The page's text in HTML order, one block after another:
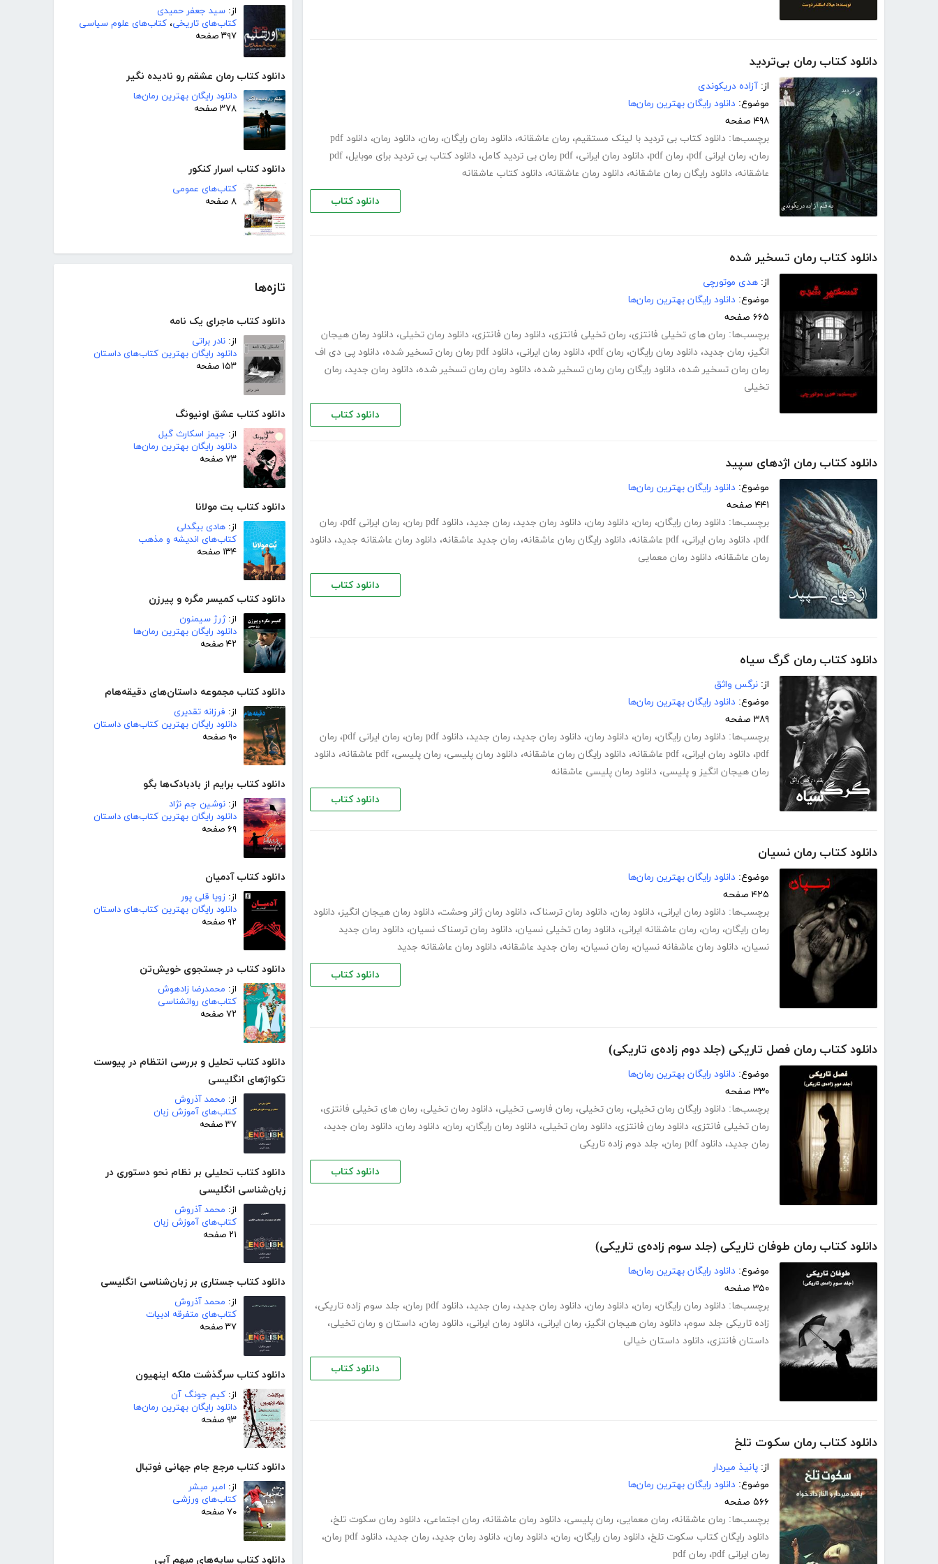
از: سید جعفر حمیدی
کتاب‌های تاریخی، کتاب‌های علوم سیاسی
۳۹۷ صفحه
دانلود کتاب رمان عشقم رو نادیده نگیر
دانلود رایگان بهترین رمان‌ها
۳۷۸ صفحه
دانلود کتاب اسرار کنکور
کتاب‌های عمومی
۸ صفحه
تازه‌ها
دانلود کتاب ماجرای یک نامه
از: نادر براتی
دانلود رایگان بهترین کتاب‌های داستان
۱۵۳ صفحه
دانلود کتاب عشق اونیونگ
از: جیمز اسکارث گیل
دانلود رایگان بهترین رمان‌ها
۷۳ صفحه
دانلود کتاب بت مولانا
از: هادی بیگدلی
کتاب‌های اندیشه و مذهب
۱۳۴ صفحه
دانلود کتاب کمیسر مگره و پیرزن
از:ژرژ سیمنون
دانلود رایگان بهترین رمان‌ها
۴۲ صفحه
دانلود کتاب مجموعه داستان‌های دقیقه‌هام
از: فرزانه تقدیری
دانلود رایگان بهترین کتاب‌های داستان
۹۰ صفحه
دانلود کتاب برایم از بادبادک‌ها بگو
از: نوشین جم نژاد
دانلود رایگان بهترین کتاب‌های داستان
۶۹ صفحه
دانلود کتاب آدمیان
از: زویا قلی پور
دانلود رایگان بهترین کتاب‌های داستان
۹۲ صفحه
دانلود کتاب در جستجوی خویش‌تن
از: محمدرضا زادهوش
کتاب‌های روانشناسی
۷۲ صفحه
دانلود کتاب تحلیل و بررسی انتظام در پیوست
تکواژهای انگلیسی
از: محمد آذروش
کتاب‌های آموزش زبان
۳۷ صفحه
دانلود کتاب تحلیلی بر نظام نحو دستوری در
زبان‌شناسی انگلیسی
از: محمد آذروش
کتاب‌های آموزش زبان
۲۱ صفحه
دانلود کتاب جستاری بر زبان‌شناسی انگلیسی
از: محمد آذروش
کتاب‌های متفرقه ادبیات
۳۷ صفحه
دانلود کتاب سرگذشت ملکه اینهیون
از: کیم جونگ آن
دانلود رایگان بهترین رمان‌ها
۹۳ صفحه
دانلود کتاب مرجع جام جهانی فوتبال
از: امیر مبشر
کتاب‌های ورزشی
۷۰ صفحه
دانلود کتاب سایه‌های مبهم آبی
دانلود کتاب رمان بی‌تردید
از: آزاده دریکوندی
موضوع: دانلود رایگان بهترین رمان‌ها
۴۹۸ صفحه
برچسب‌ها: دانلود کتاب بی تردید با لینک مستقیم، رمان عاشقانه، دانلود رمان رایگان، رمان، دانلود رمان،
دانلود pdf
رمان، رمان ایرانی pdf ، رمان pdf ، دانلود رمان ایرانی، pdf رمان بی تردید کامل ، دانلود کتاب بی تردید برای موبایل، pdf
عاشقانه، دانلود رایگان رمان عاشقانه، دانلود رمان عاشقانه، دانلود کتاب عاشقانه
دانلود کتاب
دانلود کتاب رمان تسخیر شده
از: هدی موتورچی
موضوع: دانلود رایگان بهترین رمان‌ها
۶۶۵ صفحه
برچسب‌ها: رمان های تخیلی فانتزی، رمان تخیلی فانتزی، دانلود رمان فانتزی، دانلود رمان تخیلی، دانلود رمان هیجان
انگیز، رمان جدید، دانلود رمان رایگان، رمان pdf ، دانلود رمان ایرانی، دانلود pdf رمان رمان تسخیر شده ، دانلود پی دی اف
رمان رمان تسخیر شده، دانلود رایگان رمان رمان تسخیر شده، دانلود رمان رمان تسخیر شده، دانلود رمان جدید، رمان
تخیلی
دانلود کتاب
دانلود کتاب رمان اژدهای سپید
موضوع: دانلود رایگان بهترین رمان‌ها
۴۴۱ صفحه
برچسب‌ها: دانلود رمان رایگان، رمان، دانلود رمان، دانلود رمان جدید، رمان جدید، دانلود pdf رمان ، رمان ایرانی pdf ، رمان
pdf، دانلود رمان ایرانی، pdf عاشقانه ، دانلود رایگان رمان عاشقانه، رمان جدید عاشقانه، دانلود رمان عاشقانه جدید، دانلود
رمان عاشقانه، دانلود رمان معمایی
دانلود کتاب
دانلود کتاب رمان گرگ سیاه
از: نرگس واثق
موضوع: دانلود رایگان بهترین رمان‌ها
۳۸۹ صفحه
برچسب‌ها: دانلود رمان رایگان، رمان، دانلود رمان، دانلود رمان جدید، رمان جدید، دانلود pdf رمان ، رمان ایرانی pdf ، رمان
pdf، دانلود رمان ایرانی، pdf عاشقانه ، دانلود رایگان رمان عاشقانه، دانلود رمان پلیسی، رمان پلیسی، pdf عاشقانه ، دانلود
رمان هیجان انگیز و پلیسی، دانلود رمان پلیسی عاشقانه
دانلود کتاب
دانلود کتاب رمان نسیان
موضوع: دانلود رایگان بهترین رمان‌ها
۴۲۵ صفحه
برچسب‌ها: دانلود رمان ایرانی، دانلود رمان، دانلود رمان ترسناک، دانلود رمان ژانر وحشت، دانلود رمان هیجان انگیز، دانلود
رمان رایگان، رمان، رمان عاشقانه ایرانی، دانلود رمان تخیلی نسیان، دانلود رمان ترسناک نسیان، دانلود رمان جدید
نسیان، دانلود رمان عاشفانه نسیان، رمان نسیان، رمان جدید عاشقانه، دانلود رمان عاشقانه جدید
دانلود کتاب
دانلود کتاب رمان فصل تاریکی (جلد دوم زاده‌ی تاریکی)
موضوع: دانلود رایگان بهترین رمان‌ها
۳۳۰ صفحه
برچسب‌ها: دانلود رایگان رمان تخیلی، رمان تخیلی، رمان فارسی تخیلی، دانلود رمان تخیلی، رمان های تخیلی فانتزی،
رمان تخیلی فانتزی، دانلود رمان فانتزی، دانلود رمان تخیلی، دانلود رمان رایگان، رمان، دانلود رمان، دانلود رمان جدید،
رمان جدید، دانلود pdf رمان ، جلد دوم زاده تاریکی
دانلود کتاب
دانلود کتاب رمان طوفان تاریکی (جلد سوم زاده‌ی تاریکی)
موضوع: دانلود رایگان بهترین رمان‌ها
۳۵۰ صفحه
برچسب‌ها: دانلود رمان رایگان، رمان، دانلود رمان، دانلود رمان جدید، رمان جدید، دانلود pdf رمان ، جلد سوم زاده تاریکی،
زاده تاریکی جلد سوم، دانلود رمان هیجان انگیز، رمان ایرانی، دانلود رمان ایرانی، دانلود رمان، داستان و رمان تخیلی،
داستان فانتزی، دانلود داستان خیالی
دانلود کتاب
دانلود کتاب رمان سکوت تلخ
از: پانیذ میردار
موضوع: دانلود رایگان بهترین رمان‌ها
۵۶۶ صفحه
برچسب‌ها: رمان عاشقانه، رمان معمایی، رمان پلیسی، دانلود رمان عاشقانه، رمان اجتماعی، دانلود رمان سکوت تلخ،
دانلود رایگان کتاب سکوت تلخ، دانلود رمان رایگان، رمان، دانلود رمان، دانلود رمان جدید، رمان جدید، دانلود pdf رمان
،
رمان ایرانی pdf
، رمان pdf